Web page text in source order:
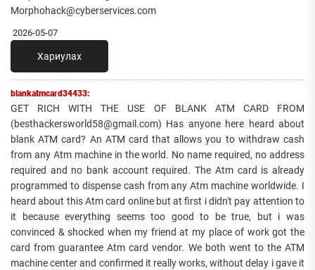
Morphohack@cyberservices.com
2026-05-07
Хариулах
blankatmcard34433:
GET RICH WITH THE USE OF BLANK ATM CARD FROM
(besthackersworld58@gmail.com) Has anyone here heard about
blank ATM card? An ATM card that allows you to withdraw cash
from any Atm machine in the world. No name required, no address
required and no bank account required. The Atm card is already
programmed to dispense cash from any Atm machine worldwide. I
heard about this Atm card online but at first i didn't pay attention to
it because everything seems too good to be true, but i was
convinced & shocked when my friend at my place of work got the
card from guarantee Atm card vendor. We both went to the ATM
machine center and confirmed it really works, without delay i gave it